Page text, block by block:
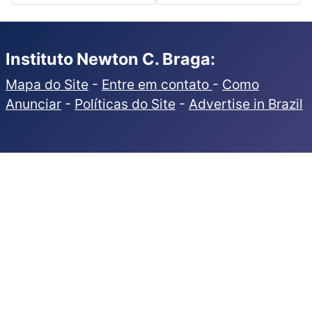
Instituto Newton C. Braga:
Mapa do Site - Entre em contato - Como
Anunciar - Políticas do Site - Advertise in Brazil